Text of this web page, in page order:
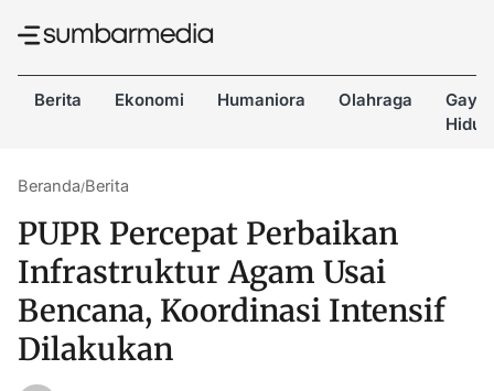
Berita Ekonomi Humaniora Olahraga
Gaya
Hidup
Beranda/Berita
PUPR Percepat Perbaikan
Infrastruktur Agam Usai
Bencana, Koordinasi Intensif
Dilakukan